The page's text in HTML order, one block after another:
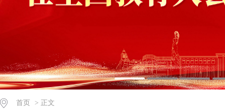
首页 > 正文